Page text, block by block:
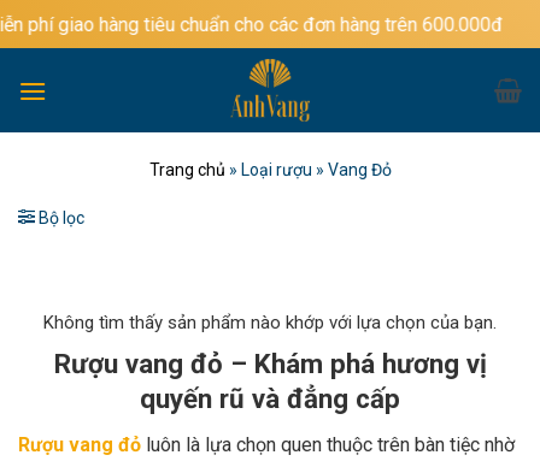
Bỏ
qua
dung
tiêu chuẩn cho các đơn hàng trên 600.000đ
Trang chủ » Loại rượu » Vang Đỏ
Bộ lọc
Không tìm thấy sản phẩm nào khớp với lựa chọn của bạn.
Rượu vang đỏ – Khám phá hương vị
quyến rũ và đẳng cấp
Rượu vang đỏ luôn là lựa chọn quen thuộc trên bàn tiệc nhờ